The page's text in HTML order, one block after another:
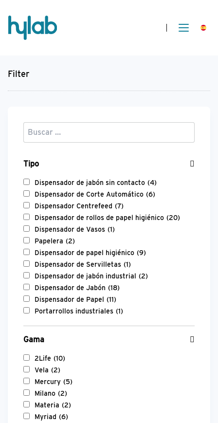
Filter
Tipo
Dispensador de jabón sin contacto (4)
Dispensador de Corte Automático (6)
Dispensador Centrefeed (7)
Dispensador de rollos de papel higiénico (20)
Dispensador de Vasos (1)
Papelera (2)
Dispensador de papel higiénico (9)
Dispensador de Servilletas (1)
Dispensador de jabón industrial (2)
Dispensador de Jabón (18)
Dispensador de Papel (11)
Portarrollos industriales (1)
Gama
2Life (10)
Vela (2)
Mercury (5)
Milano (2)
Materia (2)
Myriad (6)